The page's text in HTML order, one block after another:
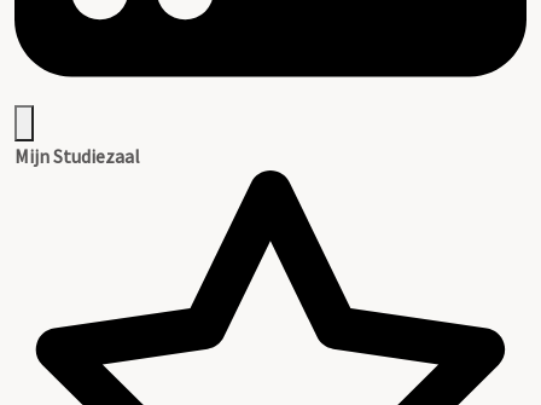
Mijn Studiezaal